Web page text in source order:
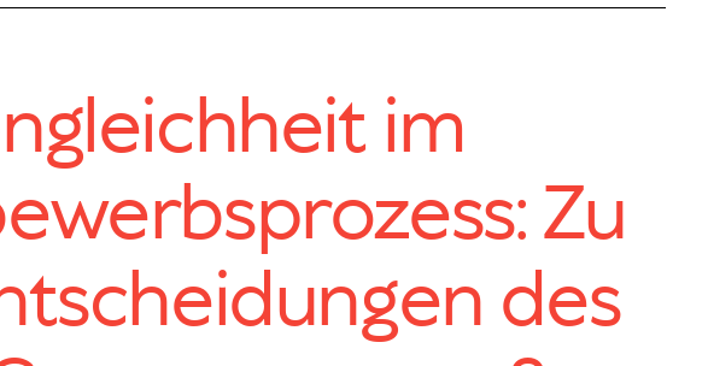
im
Zu
des